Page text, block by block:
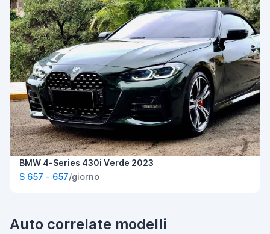
BMW 4-Series 430i Verde 2023
$ 657 - 657/giorno
Auto correlate modelli